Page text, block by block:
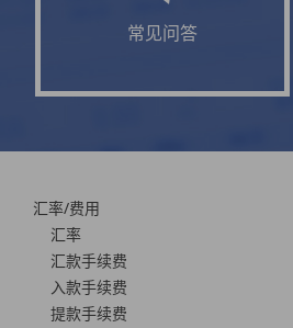
常见问答
汇率/费用
汇率
汇款手续费
入款手续费
提款手续费